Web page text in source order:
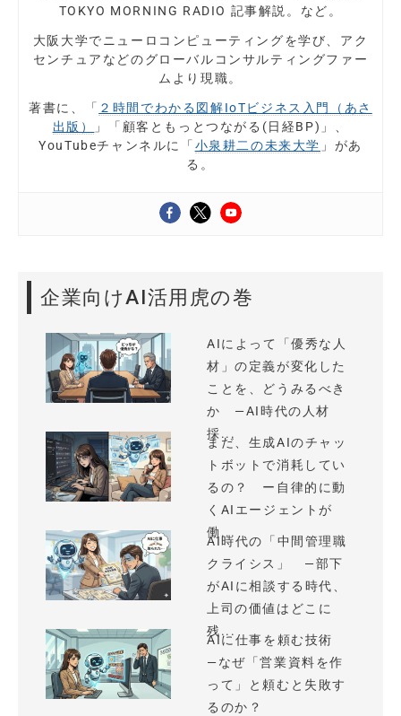
TOKYO MORNING RADIO 記事解説。など。
大阪大学でニューロコンピューティングを学び、アク
センチュアなどのグローバルコンサルティングファー
ムより現職。
著書に、「 ２時間でわかる図解IoTビジネス入門（あさ
出版）
」「顧客ともっとつながる(日経BP)」、
YouTubeチャンネルに「小泉耕二の未来大学 」があ
る。
企業向けAI活用虎の巻
AIによって「優秀な人
材」の定義が変化した
ことを、どうみるべき
か —AI時代の人材
採...
まだ、生成AIのチャッ
トボットで消耗してい
るの？ ー自律的に動
くAIエージェントが
働...
AI時代の「中間管理職
クライシス」 —部下
がAIに相談する時代、
上司の価値はどこに
残...
AIに仕事を頼む技術
—なぜ「営業資料を作
って」と頼むと失敗す
るのか？